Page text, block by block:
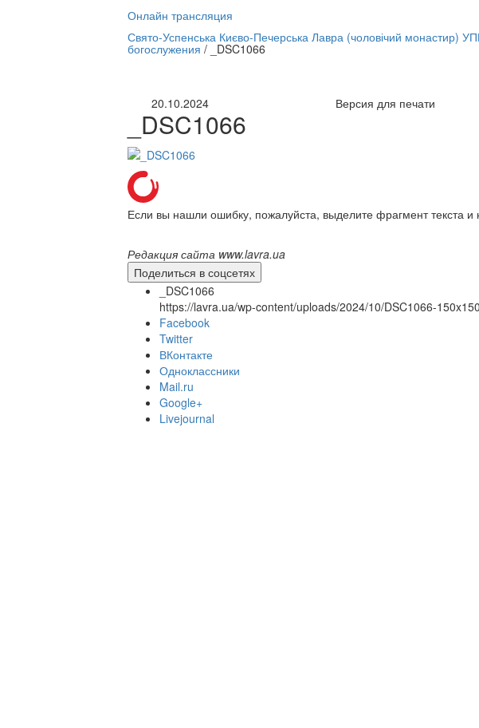
Онлайн трансляция
12 сентября
Свято-Успенська Києво-Печерська Лавра (чоловічий монастир)
богослужения / _DSC1066
20.10.2024 Версия для печати
_DSC1066
Если вы нашли ошибку, пожалуйста, выделите фрагмент текста и
Редакция сайта www.lavra.ua
Поделиться в соцсетях
_DSC1066
https://lavra.ua/wp-content/uploads/2024/10/DSC1066-
Facebook
Twitter
ВКонтакте
Одноклассники
Mail.ru
Google+
Livejournal